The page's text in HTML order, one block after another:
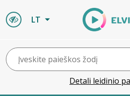
LT
Detali leidinio